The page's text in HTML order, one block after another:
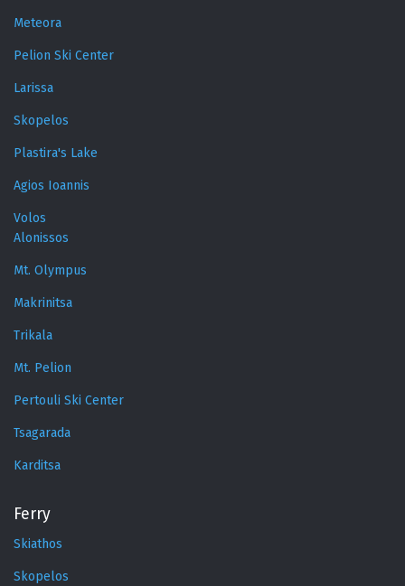
Meteora
Pelion Ski Center
Larissa
Skopelos
Plastira's Lake
Agios Ioannis
Volos
Alonissos
Mt. Olympus
Makrinitsa
Trikala
Mt. Pelion
Pertouli Ski Center
Tsagarada
Karditsa
Ferry
Skiathos
Skopelos